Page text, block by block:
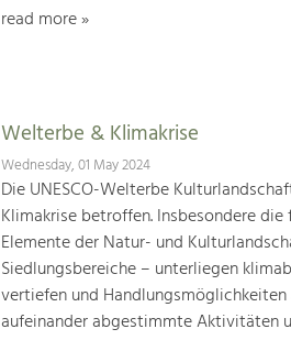
read more »
Welterbe & Klimakrise
Wednesday, 01 May 2024
Die UNESCO-Welterbe
Klimakrise betroffen. Insbesondere
Elemente der Natur- und
Siedlungsbereiche – unterliegen
vertiefen und
aufeinander abgestimmte Aktivitäten